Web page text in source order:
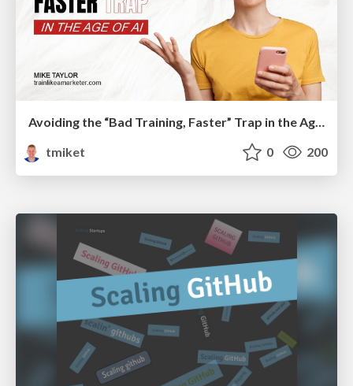
Avoiding the “Bad Training, Faster” Trap in the Age of AI
tmiket
0 200